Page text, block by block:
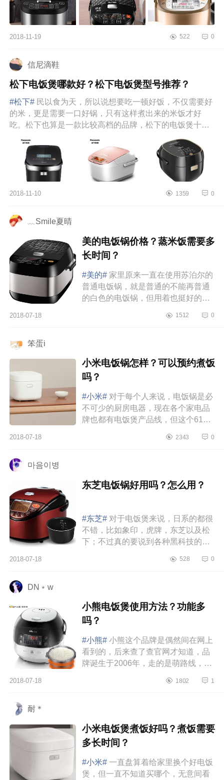
2018-11-19 522 0
信尼滴鞋
松下电饭煲哪款好？松下电饭煲型号推荐？
#松下# 民以食为天，所以说想要吃一顿好饭，不仅需要好
的米，更是需要一口好锅，只有这样煮出来的米饭才好
吃。松下也算是一款比较高档的品牌，松下的电饭煲十分
2018-11-10 1359 0
﹏Smile夏晴
美的电饭锅价格？蒸米饭需要多
长时间？
#美的# 家里原来一直在使用苏泊尔的
普通电饭锅，就是普通的不能再普通
的白色的电饭锅，但用着也挺好的，
只能买个新的，于是就购入了美...
2018-07-18 1512 0
笨蛋i
小米电饭锅怎样？可以预约煮饭
吗？
#小米# 对于每个人来说，电饭锅是必
不可少的厨房电器，现在各个家电品
牌也都有电饭煲产品线，但这个618
和虎牌什么的差距有多大，但是个...
2018-07-18 2343 0
마음이병
东芝电饭锅好用吗？怎么用？
#东芝# 对于电饭煲来说，日系的都很
不错，比如象印，虎牌，东芝以及松
下；不过真的要说到各种黑科技的
技术性宅男，作为世界第一台电饭...
2018-07-18 528 0
DN﹡w
小熊电饭煲使用方法？功能多
吗？
#小熊# 小熊这个品牌是偶然间在网上
看到的，后来查了查官网才知道，品
牌诞生于2006年，走的是萌路线，号
为用户提供轻松、愉悦、可分享...
2018-07-18 1802 1
耐＊
小米电饭煲煮饭好吗？煮饭需要
多长时间？
#小米# 一直盘算着给家里换个好电饭
煲，但一直不知道买哪个，无意间看